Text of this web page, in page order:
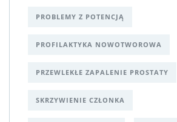
PROBLEMY Z POTENCJĄ
PROFILAKTYKA NOWOTWOROWA
PRZEWLEKŁE ZAPALENIE PROSTATY
SKRZYWIENIE CZŁONKA